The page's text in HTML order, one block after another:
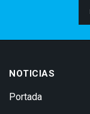
NOTICIAS
Portada